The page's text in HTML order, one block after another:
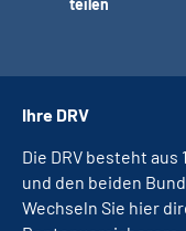
teilen
Ihre DRV
Die DRV besteht
und den beiden
Wechseln Sie hier